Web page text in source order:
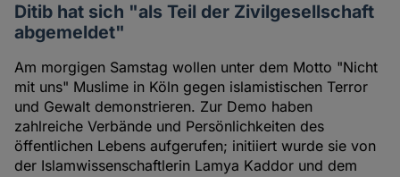
Ditib hat sich "als Teil der Zivilgesellschaft
abgemeldet"
Am morgigen Samstag wollen unter dem Motto "Nicht
mit uns" Muslime in Köln gegen islamistischen Terror
und Gewalt demonstrieren. Zur Demo haben
zahlreiche Verbände und Persönlichkeiten des
öffentlichen Lebens aufgerufen; initiiert wurde sie von
der Islamwissenschaftlerin Lamya Kaddor und dem